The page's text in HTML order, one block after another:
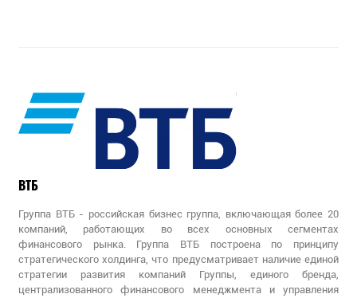
ВТБ
Группа ВТБ - российская бизнес группа, включающая более 20
компаний, работающих во всех основных сегментах
финансового рынка. Группа ВТБ построена по принципу
стратегического холдинга, что предусматривает наличие единой
стратегии развития компаний Группы, единого бренда,
централизованного финансового менеджмента и управления